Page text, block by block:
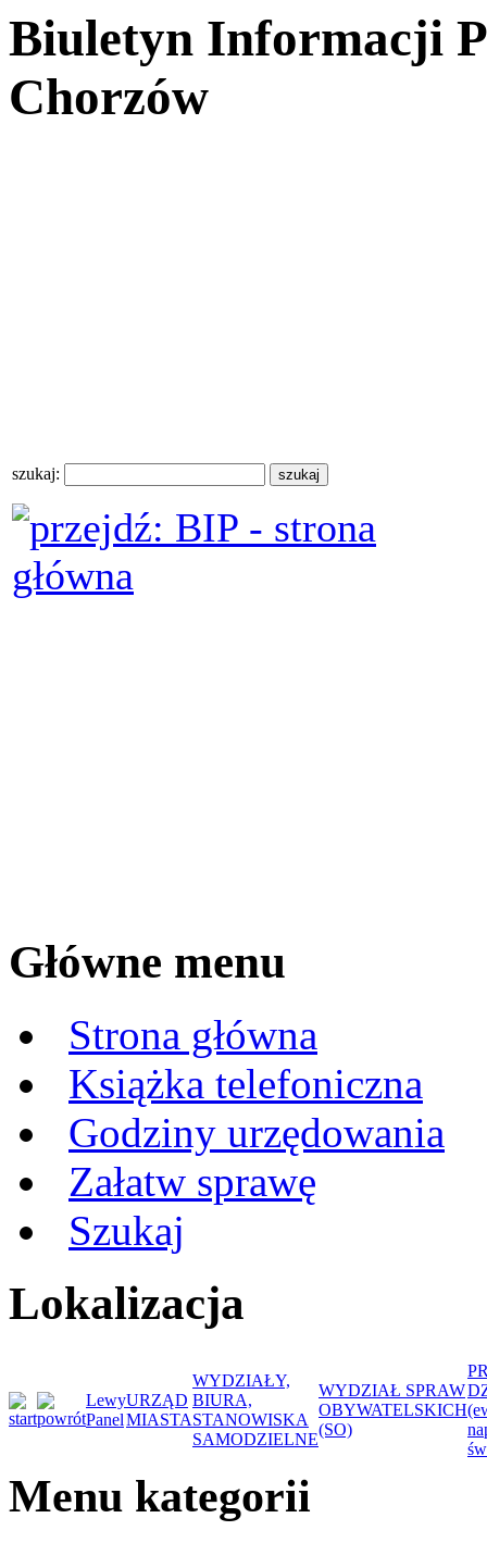
Biuletyn Informacji
Chorzów
szukaj:
Główne menu
Strona główna
Książka telefoniczna
Godziny urzędowania
Załatw sprawę
Szukaj
Lokalizacja
Lewy
Panel
URZĄD
MIASTA
WYDZIAŁY,
BIURA,
STANOWISKA
SAMODZIELNE
WYDZIAŁ SPRAW
OBYWATELSKICH
(SO)
Menu kategorii